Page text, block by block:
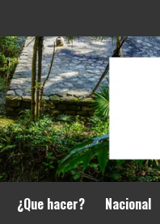
¿Que hacer? Nacional